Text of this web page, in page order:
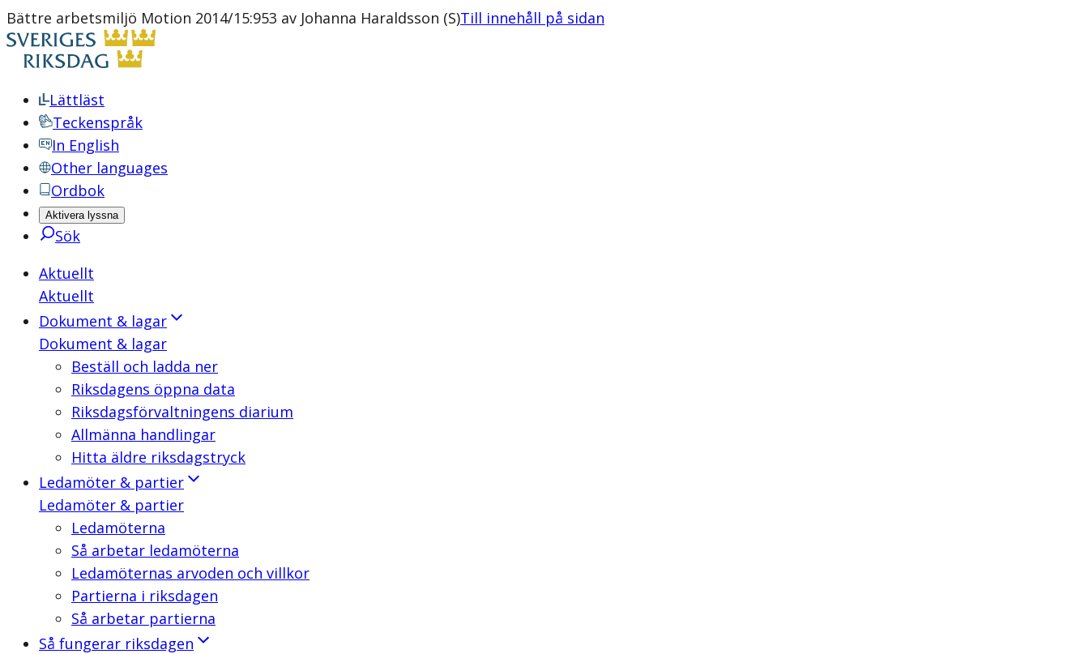
Bättre arbetsmiljö Motion 2014/15:953 av Johanna Haraldsson (S)Till innehåll på sidan
Lättläst
Teckenspråk
In English
Other languages
Ordbok
Aktivera lyssna
Sök
Aktuellt
Aktuellt
Dokument & lagar
Dokument & lagar
Beställ och ladda ner
Riksdagens öppna data
Riksdagsförvaltningens diarium
Allmänna handlingar
Hitta äldre riksdagstryck
Ledamöter & partier
Ledamöter & partier
Ledamöterna
Så arbetar ledamöterna
Ledamöternas arvoden och villkor
Partierna i riksdagen
Så arbetar partierna
Så fungerar riksdagen